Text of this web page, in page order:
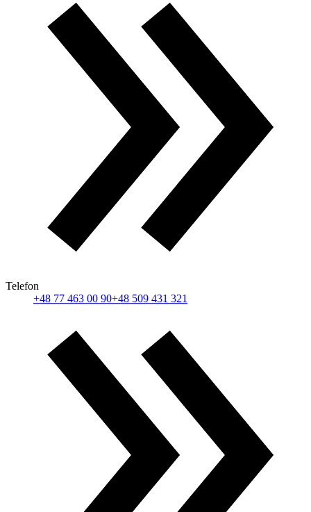
Telefon
+48 77 463 00 90+48 509 431 321